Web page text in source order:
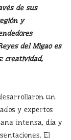
de sus
y
del Migao es
creatividad,
un
y expertos
intensa, día y
El